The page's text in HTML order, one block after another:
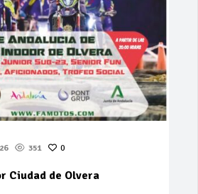
351 0
Ciudad de Olvera